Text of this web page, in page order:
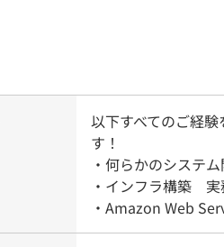
以下すべてのご経
す！
・何らかのシステ
・インフラ構築 実
・Amazon Web